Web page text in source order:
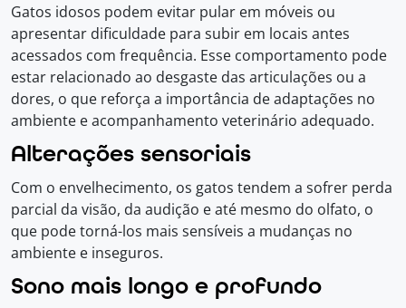
Gatos idosos podem evitar pular em móveis ou
apresentar dificuldade para subir em locais antes
acessados com frequência. Esse comportamento pode
estar relacionado ao desgaste das articulações ou a
dores, o que reforça a importância de adaptações no
ambiente e acompanhamento veterinário adequado.
Alterações sensoriais
Com o envelhecimento, os gatos tendem a sofrer perda
parcial da visão, da audição e até mesmo do olfato, o
que pode torná-los mais sensíveis a mudanças no
ambiente e inseguros.
Sono mais longo e profundo